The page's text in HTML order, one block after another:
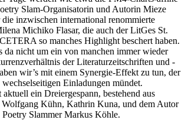
Slam-Organisatorin und Autorin Mieze
die inzwischen international renommierte
Michiko Flasar, die auch der LitGes St.
so manches Highlight beschert haben.
da nicht um ein von manchen immer wieder
der Literaturzeitschriften und -
wir’s mit einem Synergie-Effekt zu tun, der
Einladungen mündet.
ein Dreiergespann, bestehend aus
Kühn, Kathrin Kuna, und dem Autor
Poetry Slammer Markus Köhle.